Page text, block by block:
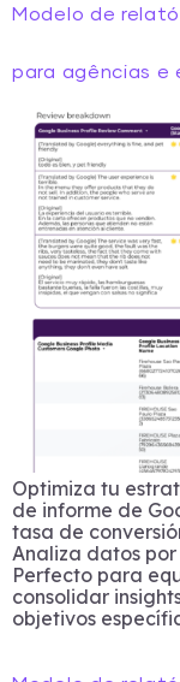
Modelo de
para agências e
Optimiza tu
de informe de
tasa de
Analiza datos
Perfecto para
consolidar
objetivos